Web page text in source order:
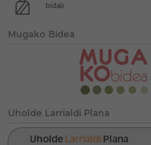
bidali.
Mugako Bidea
Uholde Larrialdi Plana